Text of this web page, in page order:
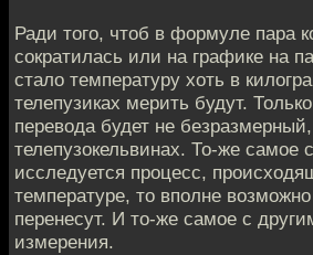
Ради того, чтоб в формуле пара
сократилась или на графике на
стало температуру хоть в
телепузиках мерить будут.
перевода будет не
телепузокельвинах. То-же самое
исследуется процесс,
температуре, то вполне
перенесут. И то-же самое с
измерения.